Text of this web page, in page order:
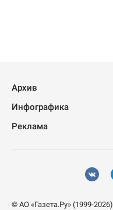
Архив
Инфографика
Реклама
© АО «Газета.Ру» (1999-